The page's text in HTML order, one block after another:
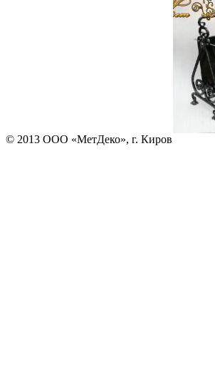
© 2013 ООО «МетДеко», г. Киров